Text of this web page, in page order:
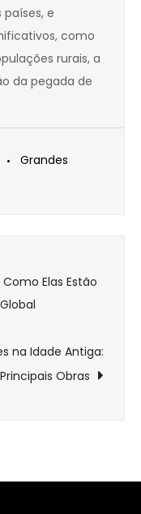
e
como
rurais, a
da pegada de
Grandes
Elas Estão
na Idade Antiga:
Principais Obras